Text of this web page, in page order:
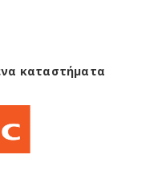
καταστήματα